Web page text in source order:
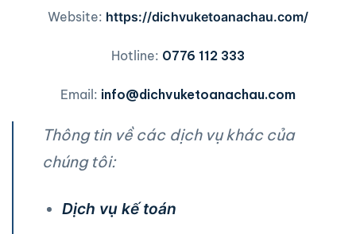
Website: https://dichvuketoanachau.com/
Hotline: 0776 112 333
Email: info@dichvuketoanachau.com
Thông tin về các dịch vụ khác của
chúng tôi:
Dịch vụ kế toán